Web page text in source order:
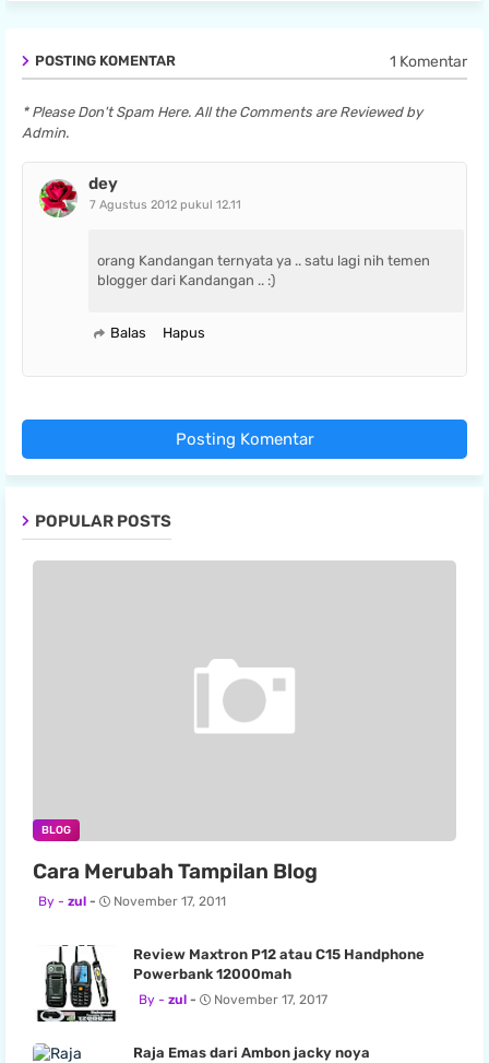
POSTING KOMENTAR 1 Komentar
* Please Don't Spam Here. All the Comments are Reviewed by
Admin.
dey
7 Agustus 2012 pukul 12.11
orang Kandangan ternyata ya .. satu lagi nih temen
blogger dari Kandangan .. :)
Balas Hapus
Posting Komentar
POPULAR POSTS
BLOG
Cara Merubah Tampilan Blog
zul November 17, 2011
Review Maxtron P12 atau C15 Handphone
Powerbank 12000mah
zul November 17, 2017
Raja Emas dari Ambon jacky noya